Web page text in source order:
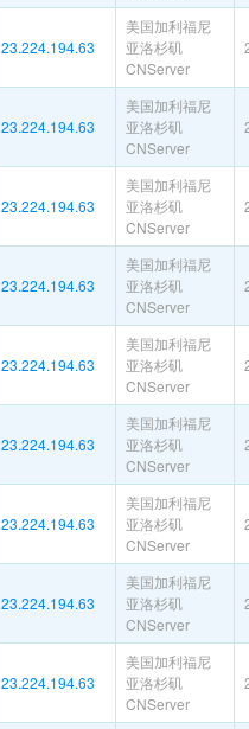
23.224.194.63
美国加利福尼
亚洛杉矶
CNServer
23.224.194.63
美国加利福尼
亚洛杉矶
CNServer
23.224.194.63
美国加利福尼
亚洛杉矶
CNServer
23.224.194.63
美国加利福尼
亚洛杉矶
CNServer
23.224.194.63
美国加利福尼
亚洛杉矶
CNServer
23.224.194.63
美国加利福尼
亚洛杉矶
CNServer
23.224.194.63
美国加利福尼
亚洛杉矶
CNServer
23.224.194.63
美国加利福尼
亚洛杉矶
CNServer
23.224.194.63
美国加利福尼
亚洛杉矶
CNServer